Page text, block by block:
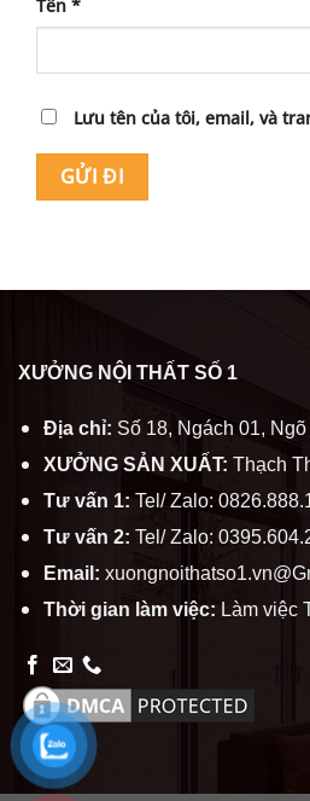
Tên *
Lưu tên của tôi, email, và
XƯỞNG NỘI THẤT SỐ 1
Địa chỉ: Số 18, Ngách 01,
XƯỞNG SẢN XUẤT: Thạch
Tư vấn 1: Tel/ Zalo:
Tư vấn 2: Tel/ Zalo:
Email:
Thời gian làm việc: Làm việc